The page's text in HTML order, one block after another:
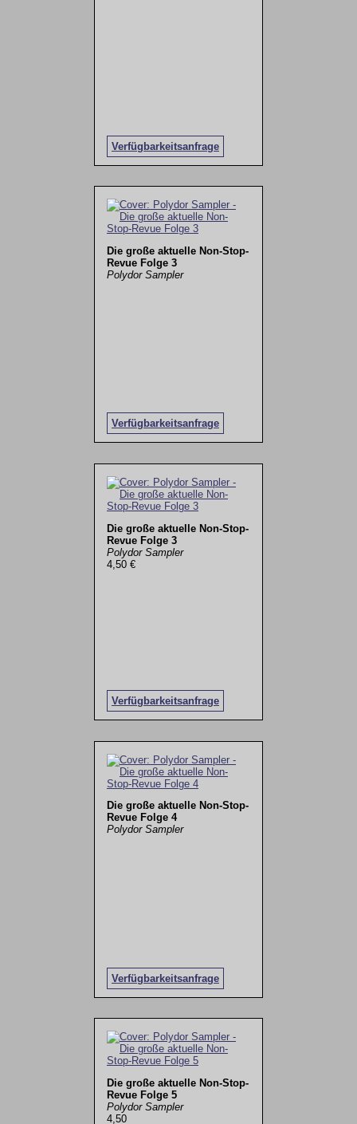
Verfügbarkeitsanfrage
Die große aktuelle Non-Stop-
Revue Folge 3
Polydor Sampler
Verfügbarkeitsanfrage
Die große aktuelle Non-Stop-
Revue Folge 3
Polydor Sampler
4,50 €
Verfügbarkeitsanfrage
Die große aktuelle Non-Stop-
Revue Folge 4
Polydor Sampler
Verfügbarkeitsanfrage
Die große aktuelle Non-Stop-
Revue Folge 5
Polydor Sampler
4,50